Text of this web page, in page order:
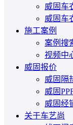
威固车
威固车
施工案例
案例搜
视频中
威固报价
威固隔
威固
威固经
关于车艺尚